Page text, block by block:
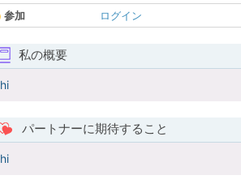
参加
ログイン
私の概要
hi
パートナーに期待すること
hi